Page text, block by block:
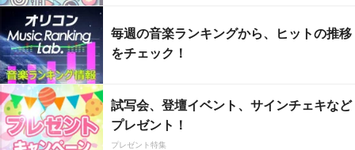
毎週の音楽ランキングから、ヒットの推移
をチェック！
試写会、登壇イベント、サインチェキなど
プレゼント！
プレゼント特集